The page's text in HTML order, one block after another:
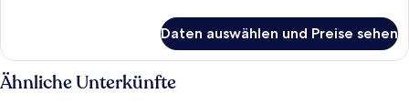
Dreibettzimmer
Daten auswählen und Preise sehen
Ähnliche Unterkünfte